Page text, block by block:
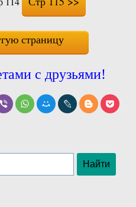
страницу
с друзьями!